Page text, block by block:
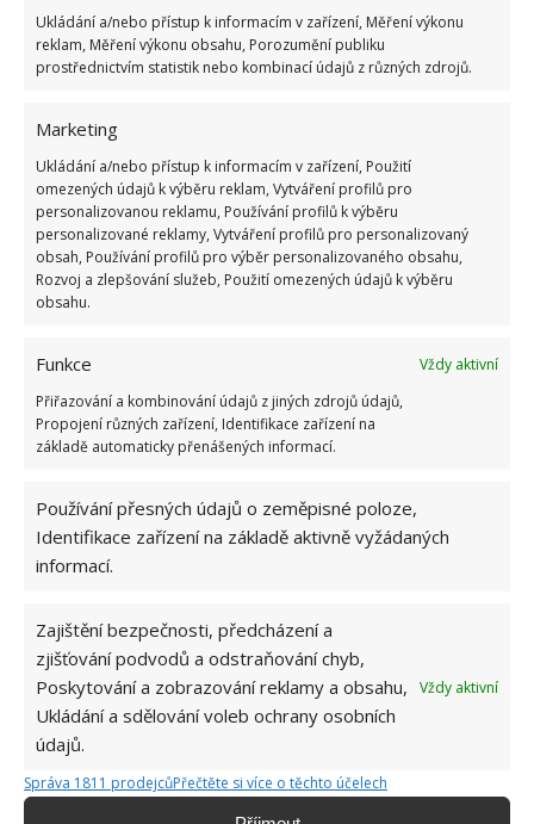
Ukládání a/nebo přístup k informacím v zařízení, Měření výkonu
reklam, Měření výkonu obsahu, Porozumění publiku
prostřednictvím statistik nebo kombinací údajů z různých zdrojů.
Marketing
Ukládání a/nebo přístup k informacím v zařízení, Použití
omezených údajů k výběru reklam, Vytváření profilů pro
personalizovanou reklamu, Používání profilů k výběru
personalizované reklamy, Vytváření profilů pro personalizovaný
obsah, Používání profilů pro výběr personalizovaného obsahu,
Rozvoj a zlepšování služeb, Použití omezených údajů k výběru
obsahu.
Funkce
Vždy aktivní
Přiřazování a kombinování údajů z jiných zdrojů údajů,
Propojení různých zařízení, Identifikace zařízení na
základě automaticky přenášených informací.
Používání přesných údajů o zeměpisné poloze,
Identifikace zařízení na základě aktivně vyžádaných
informací.
Zajištění bezpečnosti, předcházení a
zjišťování podvodů a odstraňování chyb,
Poskytování a zobrazování reklamy a obsahu,
Ukládání a sdělování voleb ochrany osobních
údajů.
Vždy aktivní
Správa 1811 prodejcůPřečtěte si více o těchto účelech
všechny hranice a jejich vynalézavost nezná mezí.
Klidně rozbijí okno, do bytu se probourají přes
sousední dům, vyříznou ovládací zařízení garáže.
varuje web
s náklaďákem. Na webu BydlímeÚtulně jsme pro vás
napsali, jak můžetevystrašit zloděje, který by se
k vám chtěl vloupat v noci, a tudíž ho odradit od
lupu.
Přidejte svůj názor